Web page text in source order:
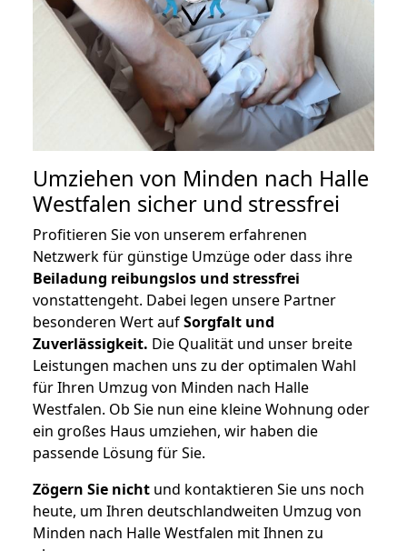
Umziehen von Minden nach Halle
Westfalen sicher und stressfrei
Profitieren Sie von unserem erfahrenen
Netzwerk für günstige Umzüge oder dass ihre
Beiladung reibungslos und stressfrei
vonstattengeht. Dabei legen unsere Partner
besonderen Wert aufSorgfalt und
Zuverlässigkeit. Die Qualität und unser breite
Leistungen machen uns zu der optimalen Wahl
für Ihren Umzug von Minden nach Halle
Westfalen. Ob Sie nun eine kleine Wohnung oder
ein großes Haus umziehen, wir haben die
passende Lösung für Sie.
Zögern Sie nicht und kontaktieren Sie uns noch
heute, um Ihren deutschlandweiten Umzug von
Minden nach Halle Westfalen mit Ihnen zu